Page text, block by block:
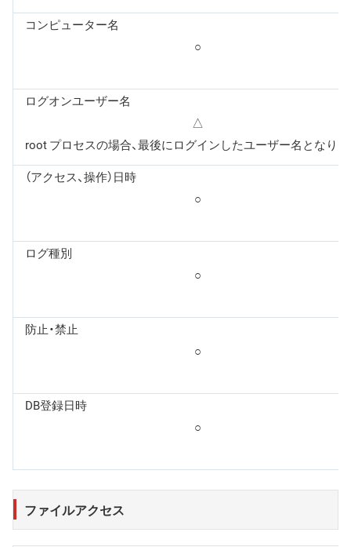
コンピューター名
○
ログオンユーザー名
△
root プロセスの場合、最後にログインしたユーザー名となりま
（アクセス、操作）日時
○
ログ種別
○
防止・禁止
○
DB登録日時
○
ファイルアクセス